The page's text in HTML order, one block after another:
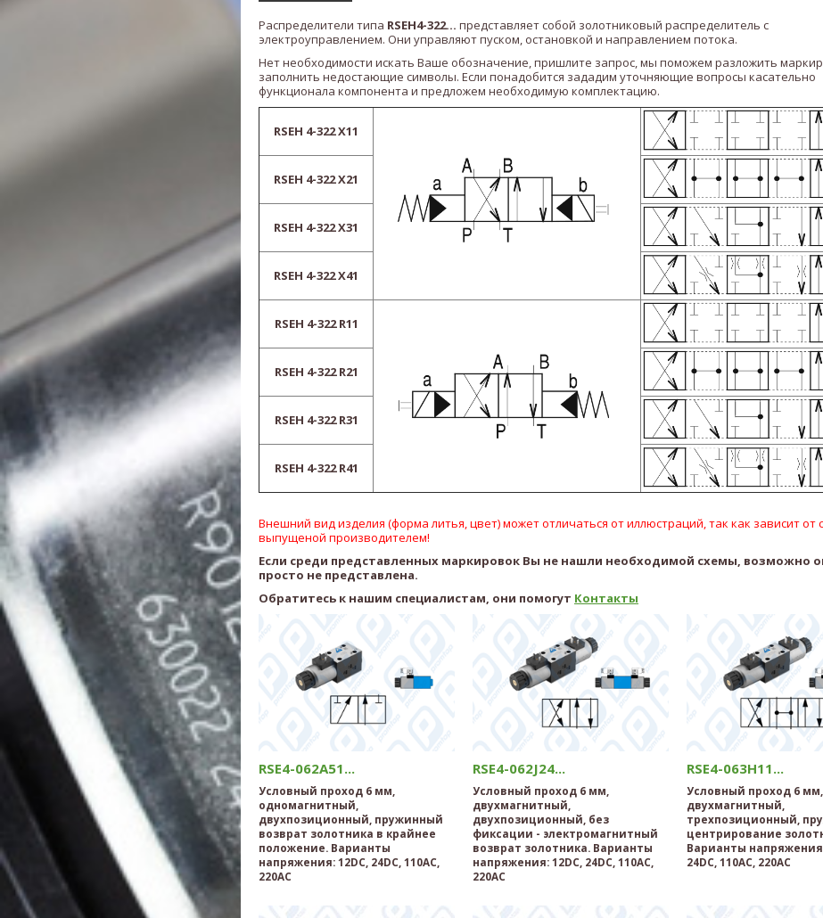
Распределители типа RSEH4-322... представляет собой золотниковый распределитель с
электроуправлением. Они управляют пуском, остановкой и направлением потока.
Нет необходимости искать Ваше обозначение, пришлите запрос, мы поможем разложить
заполнить недостающие символы. Если понадобится зададим уточняющие вопросы касательно
функционала компонента и предложем необходимую комплектацию.
RSEH 4-322 X11
RSEH 4-322 X21
RSEH 4-322 X31
RSEH 4-322 X41
RSEH 4-322 R11
RSEH 4-322 R21
RSEH 4-322 R31
RSEH 4-322 R41
Внешний вид изделия (форма литья, цвет) может отличаться от иллюстраций, так как зависит от
выпущеной производителем!
Если среди представленных маркировок Вы не нашли необходимой схемы, возможно
просто не представлена.
Обратитесь к нашим специалистам, они помогут Контакты
RSE4-062A51...
Условный проход 6 мм,
одномагнитный,
двухпозиционный, пружинный
возврат золотника в крайнее
положение. Варианты
напряжения: 12DC, 24DC, 110AC,
220AC
RSE4-062J24...
Условный проход 6 мм,
двухмагнитный,
двухпозиционный, без
фиксации - электромагнитный
возврат золотника. Варианты
напряжения: 12DC, 24DC, 110AC,
220AC
RSE4-063H11...
Условный проход 6 мм,
двухмагнитный,
трехпозиционный,
центрирование
Варианты напряжения:
24DC, 110AC, 220AC